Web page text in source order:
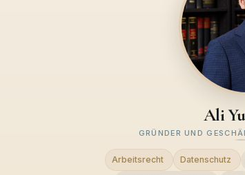
Ali
GRÜNDER UND
Arbeitsrecht Datenschutz